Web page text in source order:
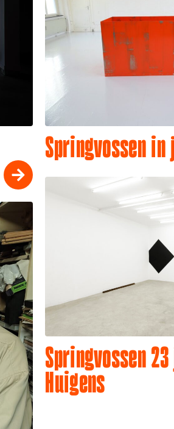
Springvossen
Springvossen
Huigens